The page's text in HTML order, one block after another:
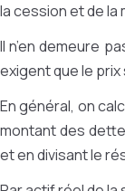
la cession et de la
Il n’en demeure
exigent que le
En général, on
montant des
et en divisant le